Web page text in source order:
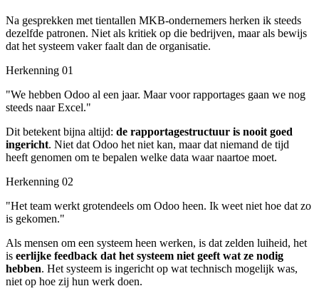
Na gesprekken met tientallen MKB-ondernemers herken ik steeds
dezelfde patronen. Niet als kritiek op die bedrijven, maar als bewijs
dat het systeem vaker faalt dan de organisatie.
Herkenning 01
"We hebben Odoo al een jaar. Maar voor rapportages gaan we nog
steeds naar Excel."
Dit betekent bijna altijd: de rapportagestructuur is nooit goed
ingericht. Niet dat Odoo het niet kan, maar dat niemand de tijd
heeft genomen om te bepalen welke data waar naartoe moet.
Herkenning 02
"Het team werkt grotendeels om Odoo heen. Ik weet niet hoe dat zo
is gekomen."
Als mensen om een systeem heen werken, is dat zelden luiheid, het
is eerlijke feedback dat het systeem niet geeft wat ze nodig
hebben. Het systeem is ingericht op wat technisch mogelijk was,
niet op hoe zij hun werk doen.